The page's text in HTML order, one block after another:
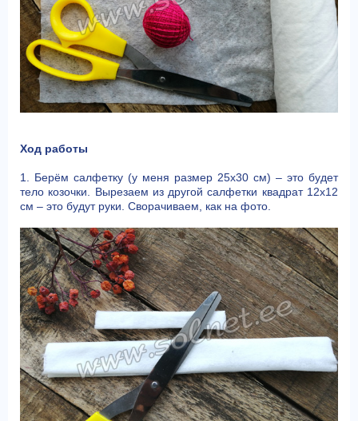
Ход работы
1. Берём салфетку (у меня размер 25х30 см) – это будет
тело козочки. Вырезаем из другой салфетки квадрат 12х12
см – это будут руки. Сворачиваем, как на фото.